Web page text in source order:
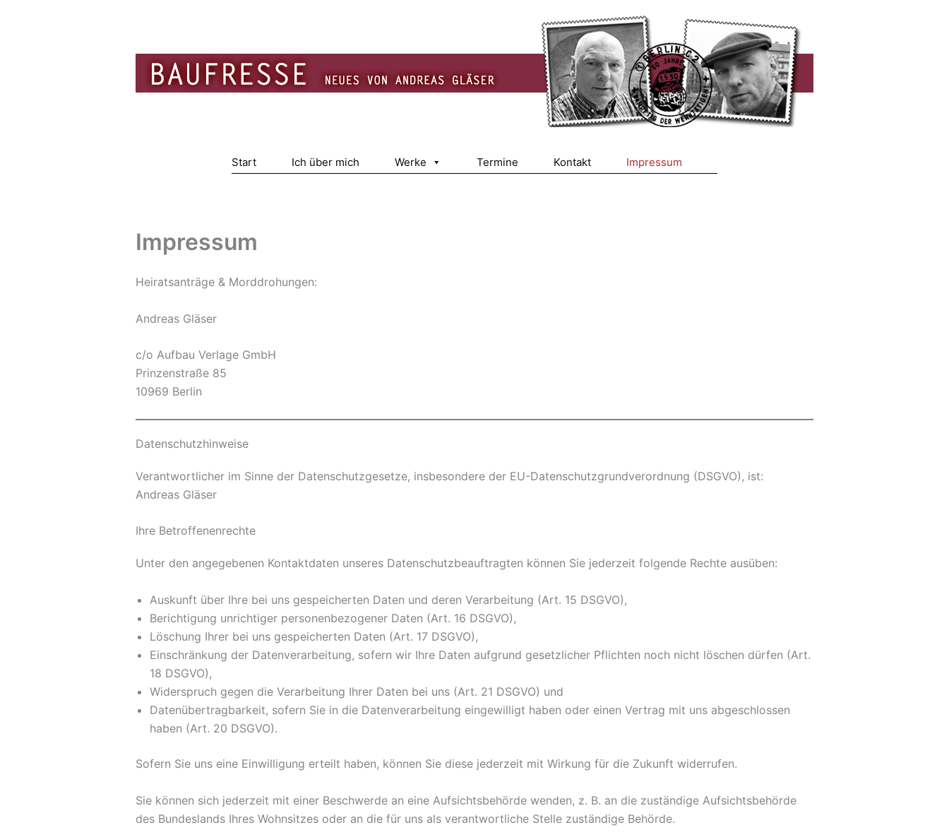
Start Ich über mich Werke Termine Kontakt Impressum
Impressum
Heiratsanträge & Morddrohungen:
Andreas Gläser
c/o Aufbau Verlage GmbH
Prinzenstraße 85
10969 Berlin
Datenschutzhinweise
Verantwortlicher im Sinne der Datenschutzgesetze, insbesondere der EU-Datenschutzgrundverordnung (DSGVO), ist:
Andreas Gläser
Ihre Betroffenenrechte
Unter den angegebenen Kontaktdaten unseres Datenschutzbeauftragten können Sie jederzeit folgende Rechte ausüben:
Auskunft über Ihre bei uns gespeicherten Daten und deren Verarbeitung (Art. 15 DSGVO),
Berichtigung unrichtiger personenbezogener Daten (Art. 16 DSGVO),
Löschung Ihrer bei uns gespeicherten Daten (Art. 17 DSGVO),
Einschränkung der Datenverarbeitung, sofern wir Ihre Daten aufgrund gesetzlicher Pflichten noch nicht löschen dürfen (Art.
18 DSGVO),
Widerspruch gegen die Verarbeitung Ihrer Daten bei uns (Art. 21 DSGVO) und
Datenübertragbarkeit, sofern Sie in die Datenverarbeitung eingewilligt haben oder einen Vertrag mit uns abgeschlossen
haben (Art. 20 DSGVO).
Sofern Sie uns eine Einwilligung erteilt haben, können Sie diese jederzeit mit Wirkung für die Zukunft widerrufen.
Sie können sich jederzeit mit einer Beschwerde an eine Aufsichtsbehörde wenden, z. B. an die zuständige Aufsichtsbehörde
des Bundeslands Ihres Wohnsitzes oder an die für uns als verantwortliche Stelle zuständige Behörde.